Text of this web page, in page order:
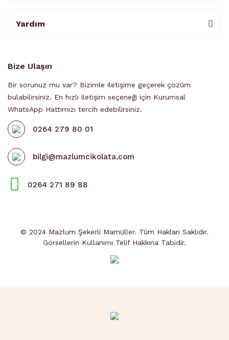
Yardım
Bize Ulaşın
Bir sorunuz mu var? Bizimle iletişime geçerek çözüm
bulabilirsiniz. En hızlı iletişim seçeneği için Kurumsal
WhatsApp Hattımızı tercih edebilirsiniz.
0264 279 80 01
bilgi@mazlumcikolata.com
0264 271 89 88
© 2024 Mazlum Şekerli Mamüller. Tüm Hakları Saklıdır.
Görsellerin Kullanımı Telif Hakkına Tabidir.